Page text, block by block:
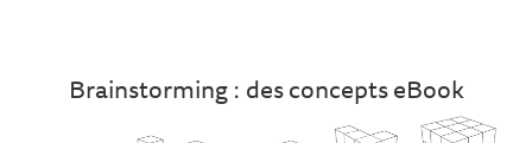
Brainstorming : des concepts eBook